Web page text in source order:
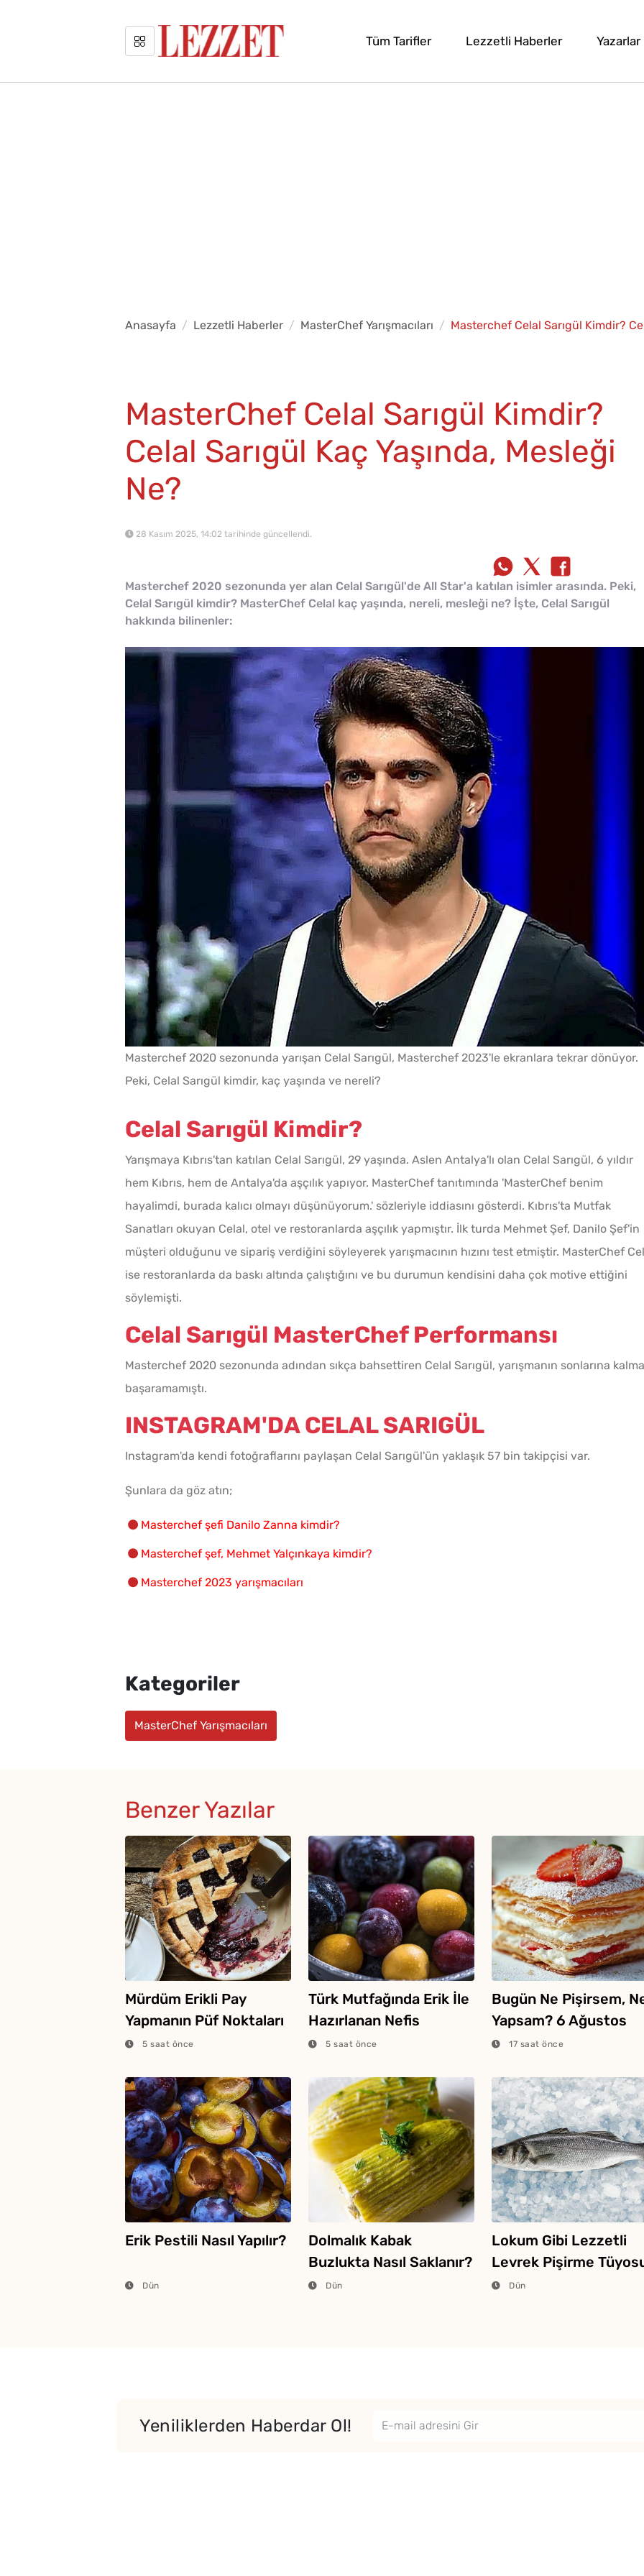
Tüm Tarifler Lezzetli Haberler Yazarlar
Anasayfa Lezzetli Haberler MasterChef Yarışmacıları Masterchef Celal Sarıgül Kimdir?
MasterChef Celal Sarıgül Kimdir?
Celal Sarıgül Kaç Yaşında, Mesleği
Ne?
28 Kasım 2025, 14:02 tarihinde güncellendi.
Masterchef 2020 sezonunda yer alan Celal Sarıgül'de All Star'a katılan isimler arasında. Peki,
Celal Sarıgül kimdir? MasterChef Celal kaç yaşında, nereli, mesleği ne? İşte, Celal Sarıgül
hakkında bilinenler:
Masterchef 2020 sezonunda yarışan Celal Sarıgül, Masterchef 2023'le ekranlara tekrar dönüyor.
Peki, Celal Sarıgül kimdir, kaç yaşında ve nereli?
Celal Sarıgül Kimdir?
Yarışmaya Kıbrıs'tan katılan Celal Sarıgül, 29 yaşında. Aslen Antalya'lı olan Celal Sarıgül, 6 yıldır
hem Kıbrıs, hem de Antalya'da aşçılık yapıyor. MasterChef tanıtımında 'MasterChef benim
hayalimdi, burada kalıcı olmayı düşünüyorum.' sözleriyle iddiasını gösterdi. Kıbrıs'ta Mutfak
Sanatları okuyan Celal, otel ve restoranlarda aşçılık yapmıştır. İlk turda Mehmet Şef, Danilo Şef'in
müşteri olduğunu ve sipariş verdiğini söyleyerek yarışmacının hızını test etmiştir. MasterChef
ise restoranlarda da baskı altında çalıştığını ve bu durumun kendisini daha çok motive ettiğini
söylemişti.
Celal Sarıgül MasterChef Performansı
Masterchef 2020 sezonunda adından sıkça bahsettiren Celal Sarıgül, yarışmanın sonlarına
başaramamıştı.
INSTAGRAM'DA CELAL SARIGÜL
Instagram'da kendi fotoğraflarını paylaşan Celal Sarıgül'ün yaklaşık 57 bin takipçisi var.
Şunlara da göz atın;
Masterchef şefi Danilo Zanna kimdir?
Masterchef şef, Mehmet Yalçınkaya kimdir?
Masterchef 2023 yarışmacıları
Kategoriler
MasterChef Yarışmacıları
Benzer Yazılar
Mürdüm Erikli Pay
Yapmanın Püf Noktaları
5 saat önce
Türk Mutfağında Erik İle
Hazırlanan Nefis
Yemekler
5 saat önce
Bugün Ne Pişirsem,
Yapsam? 6 Ağustos
202617 saat önce
Erik Pestili Nasıl Yapılır?
Dün
Dolmalık Kabak
Buzlukta Nasıl Saklanır?
Dün
Lokum Gibi Lezzetli
Levrek Pişirme
Dün
Yeniliklerden Haberdar Ol!